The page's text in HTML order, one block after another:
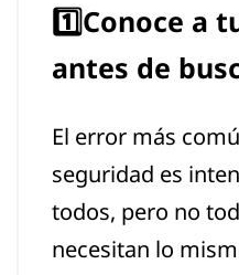
1️⃣Conoce a
antes de
El error más
seguridad es
todos, pero no
necesitan lo